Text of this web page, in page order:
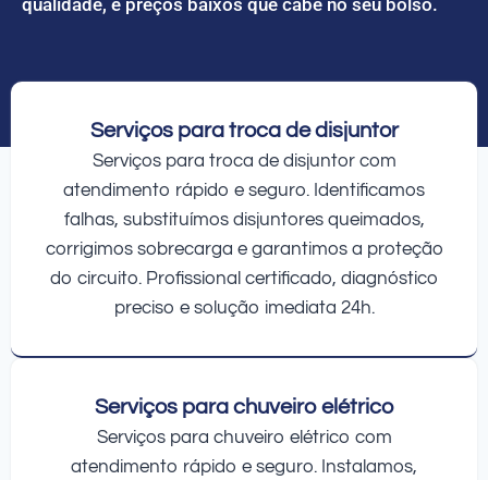
Serviços para troca de disjuntor
Serviços para troca de disjuntor com
atendimento rápido e seguro. Identificamos
falhas, substituímos disjuntores queimados,
corrigimos sobrecarga e garantimos a proteção
do circuito. Profissional certificado, diagnóstico
preciso e solução imediata 24h.
Serviços para chuveiro elétrico
Serviços para chuveiro elétrico com
atendimento rápido e seguro. Instalamos,